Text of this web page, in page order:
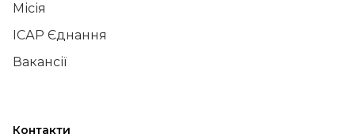
Місія
ІСАР Єднання
Вакансії
Контакти